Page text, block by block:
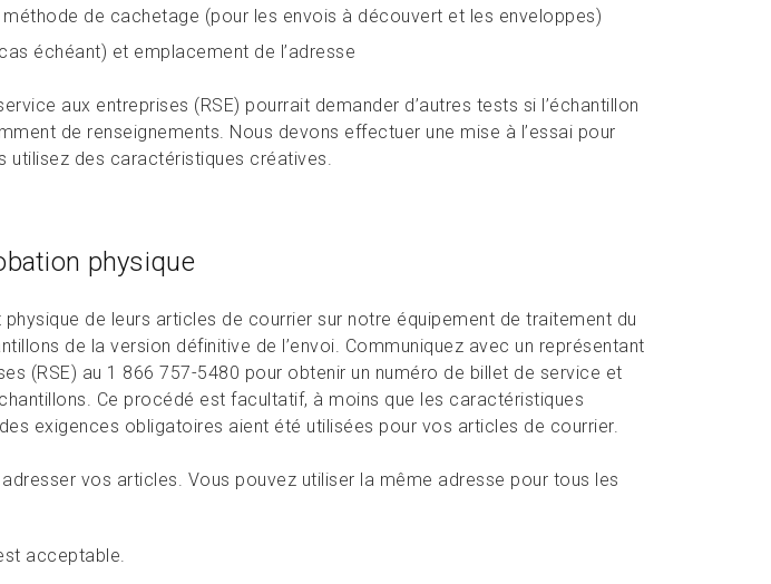
de cachetage (pour les envois à découvert et les enveloppes)
échéant) et emplacement de l’adresse
aux entreprises (RSE) pourrait demander d’autres tests si l’échantillon
de renseignements. Nous devons effectuer une mise à l’essai pour
utilisez des caractéristiques créatives.
physique
physique de leurs articles de courrier sur notre équipement de traitement du
de la version définitive de l’envoi. Communiquez avec un représentant
(RSE) au 1 866 757-5480 pour obtenir un numéro de billet de service et
Ce procédé est facultatif, à moins que les caractéristiques
exigences obligatoires aient été utilisées pour vos articles de courrier.
vos articles. Vous pouvez utiliser la même adresse pour tous les
acceptable.